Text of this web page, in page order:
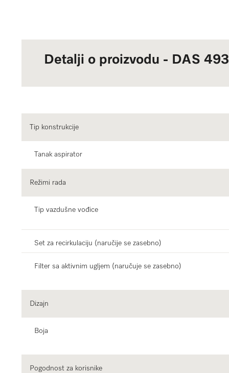
Detalji o proizvodu - DAS
Tip konstrukcije
Tanak aspirator
Režimi rada
Tip vazdušne vođice
Set za recirkulaciju (naručije se zasebno)
Filter sa aktivnim ugljem (naručuje se zasebno)
Dizajn
Boja
Pogodnost za korisnike